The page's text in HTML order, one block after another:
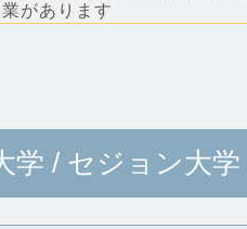
があります
学 / セジョン大学